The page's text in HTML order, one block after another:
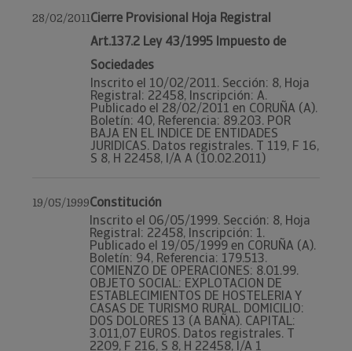
28/02/2011Cierre Provisional Hoja Registral
Art.137.2 Ley 43/1995 Impuesto de
Sociedades
Inscrito el 10/02/2011. Sección: 8, Hoja
Registral: 22458, Inscripción: A.
Publicado el 28/02/2011 en CORUÑA (A).
Boletín: 40, Referencia: 89.203. POR
BAJA EN EL INDICE DE ENTIDADES
JURIDICAS. Datos registrales. T 119, F 16,
S 8, H 22458, I/A A (10.02.2011)
19/05/1999Constitución
Inscrito el 06/05/1999. Sección: 8, Hoja
Registral: 22458, Inscripción: 1.
Publicado el 19/05/1999 en CORUÑA (A).
Boletín: 94, Referencia: 179.513.
COMIENZO DE OPERACIONES: 8.01.99.
OBJETO SOCIAL: EXPLOTACION DE
ESTABLECIMIENTOS DE HOSTELERIA Y
CASAS DE TURISMO RURAL. DOMICILIO:
DOS DOLORES 13 (A BAÑA). CAPITAL:
3.011,07 EUROS. Datos registrales. T
2209, F 216, S 8, H 22458, I/A 1